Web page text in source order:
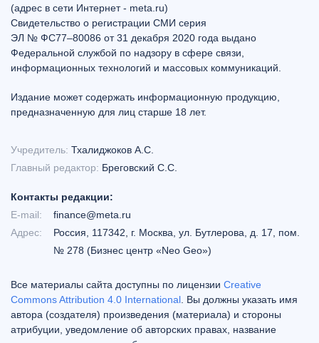
(адрес в сети Интернет - meta.ru)
Свидетельство о регистрации СМИ серия
ЭЛ № ФС77–80086 от 31 декабря 2020 года выдано
Федеральной службой по надзору в сфере связи,
информационных технологий и массовых коммуникаций.
Издание может содержать информационную продукцию,
предназначенную для лиц старше 18 лет.
Учредитель: Тхалиджоков А.С.
Главный редактор: Бреговский С.С.
Контакты редакции:
E-mail:
finance@meta.ru
Адрес:
Россия, 117342, г. Москва, ул. Бутлерова, д. 17, пом.
№ 278 (Бизнес центр «Neo Geo»)
Все материалы сайта доступны по лицензии Creative
Commons Attribution 4.0 International. Вы должны указать имя
автора (создателя) произведения (материала) и стороны
атрибуции, уведомление об авторских правах, название